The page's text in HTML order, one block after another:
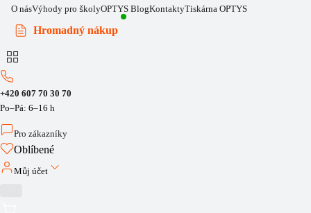
O násVýhody pro školyOPTYS BlogKontaktyTiskárna OPTYS
Hromadný nákup
+420 607 70 30 70
Po–Pá: 6–16 h
Pro zákazníky
Oblíbené
Můj účet